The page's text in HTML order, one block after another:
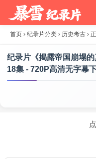
首页 › 纪录片分类 › 历史考古 ›
纪录片《揭露帝国崩塌
18集 - 720P高清无字幕